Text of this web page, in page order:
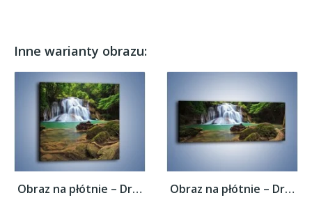
Inne warianty obrazu:
Obraz na płótnie – Drzewa schowane za... Obraz na płótnie – Drzewa schowane za...